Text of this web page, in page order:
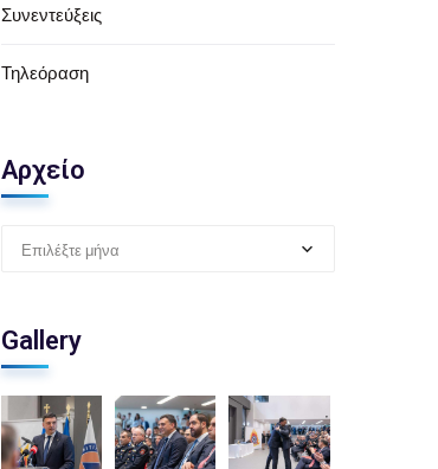
Συνεντεύξεις
Τηλεόραση
Αρχείο
Επιλέξτε μήνα
Gallery